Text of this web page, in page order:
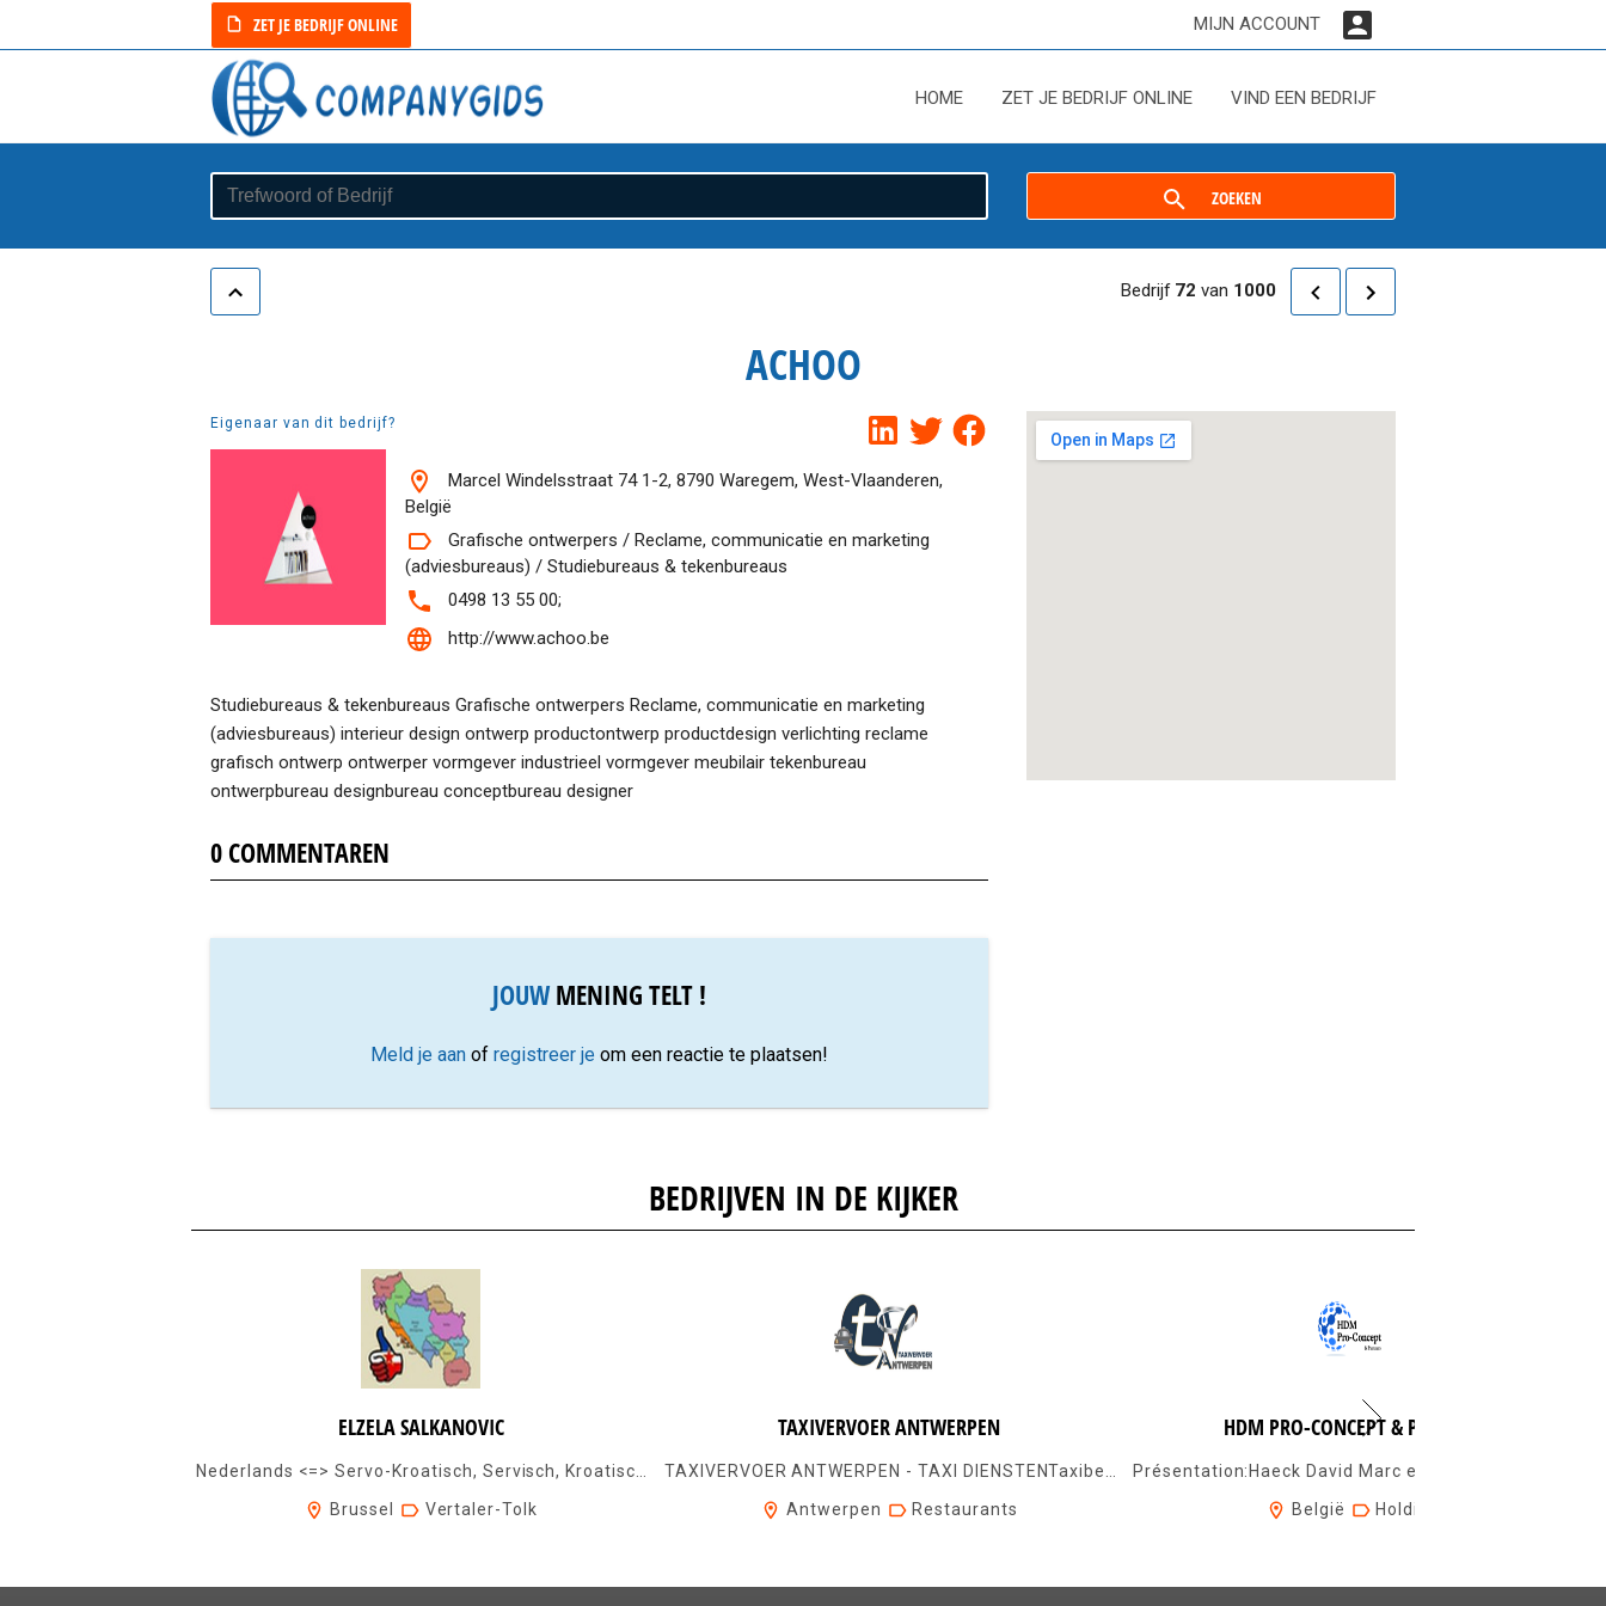
ZET JE BEDRIJF ONLINE MIJN ACCOUNT
HOME ZET JE BEDRIJF ONLINE VIND EEN BEDRIJF
ZOEKEN
Bedrijf 72 van 1000
ACHOO
Eigenaar van dit bedrijf?
Marcel Windelsstraat 74 1-2, 8790 Waregem, West-Vlaanderen,
België
Grafische ontwerpers / Reclame, communicatie en marketing
(adviesbureaus) / Studiebureaus & tekenbureaus
0498 13 55 00;
http://www.achoo.be
Studiebureaus & tekenbureaus Grafische ontwerpers Reclame, communicatie en marketing
(adviesbureaus) interieur design ontwerp productontwerp productdesign verlichting reclame
grafisch ontwerp ontwerper vormgever industrieel vormgever meubilair tekenbureau
ontwerpbureau designbureau conceptbureau designer
0 COMMENTAREN
JOUWMENING TELT !
Meld je aan of registreer je om een reactie te plaatsen!
BEDRIJVEN IN DE KIJKER
ELZELA SALKANOVIC
Brussel
Vertaler-Tolk
TAXIVERVOER ANTWERPEN
Antwerpen
Restaurants
HDM PRO-CONCEPT & PARTNERS
België
Holdings